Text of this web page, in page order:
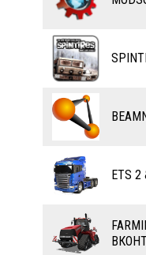
ВЕЛОСИПЕДЫ
ТАНКИ
ПОЕЗДА
ВОДНЫЙ
САМОЛЕТЫ
RC ТРАНСПОРТ
КАРТЫ
ТЮНИНГ
КАРТЫ
ETS